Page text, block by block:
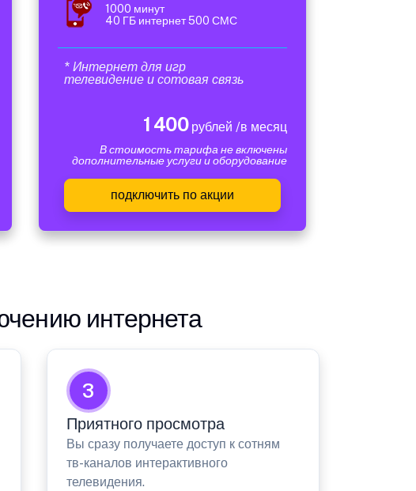
1000 минут
40 ГБ интернет 500 СМС
* Интернет для игр
телевидение и сотовая связь
1 400рублей /в месяц
В стоимость тарифа не включены
дополнительные услуги и оборудование
подключить по акции
интернета
3
Приятного просмотра
Вы сразу получаете доступ к сотням
тв-каналов интерактивного
телевидения.